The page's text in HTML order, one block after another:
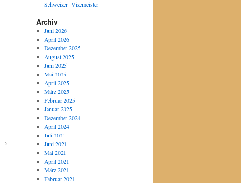
→
Schweizer Vizemeister
Archiv
Juni 2026
April 2026
Dezember 2025
August 2025
Juni 2025
Mai 2025
April 2025
März 2025
Februar 2025
Januar 2025
Dezember 2024
April 2024
Juli 2021
Juni 2021
Mai 2021
April 2021
März 2021
Februar 2021